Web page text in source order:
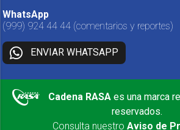
WhatsApp
(999) 924 44 44 (comentarios y reportes)
ENVIAR WHATSAPP
Cadena RASA es una marca
reservados.
Consulta nuestro Aviso de